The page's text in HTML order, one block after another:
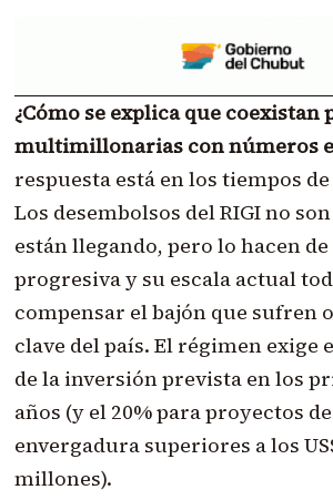
¿Cómo se explica que coexistan
multimillonarias con números
respuesta está en los tiempos
Los desembolsos del RIGI no
están llegando, pero lo hacen
progresiva y su escala actual
compensar el bajón que sufren
clave del país. El régimen exige
de la inversión prevista en los
años (y el 20% para proyectos
envergadura superiores a los
millones).